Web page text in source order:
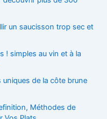
un saucisson trop sec et
! simples au vin et à la
de la côte brune
Méthodes de